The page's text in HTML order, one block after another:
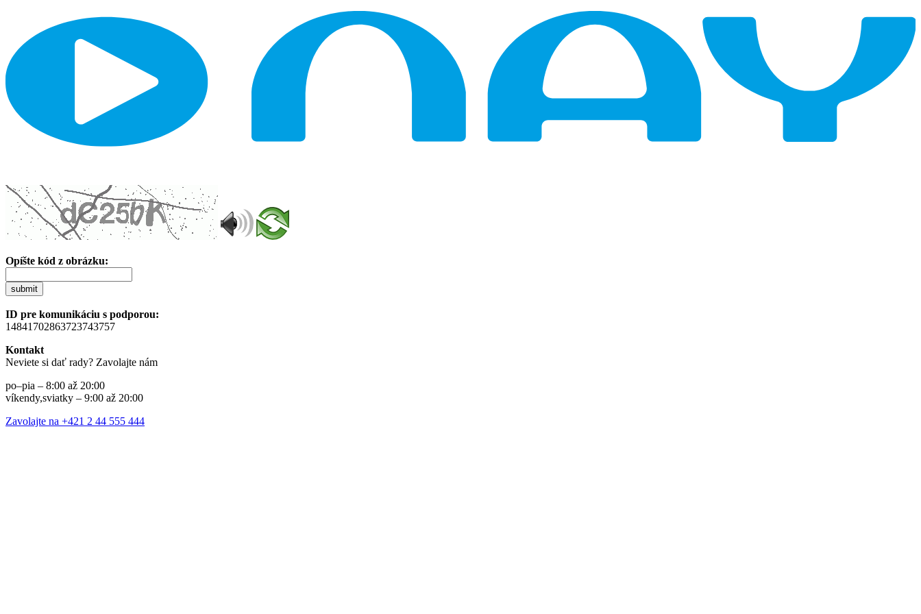
Opíšte kód z obrázku:
submit
ID pre komunikáciu s podporou:
14841702863723743757
Kontakt
Neviete si dať rady? Zavolajte nám
po–pia – 8:00 až 20:00
víkendy,sviatky – 9:00 až 20:00
Zavolajte na +421 2 44 555 444